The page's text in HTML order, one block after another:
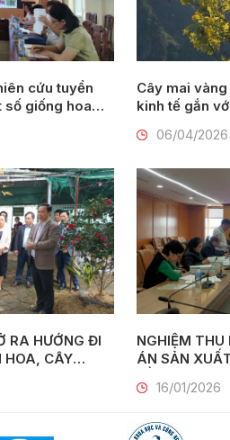
số giống hoa
Cây mai
kinh tế gắn
06/04/2026
RA HƯỚNG ĐI
NGHIỆM THU
ÁN SẢN
MÔ CÔNG
16/01/2026